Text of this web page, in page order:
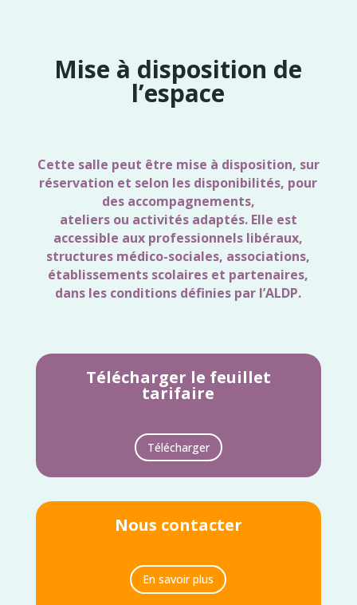
Mise à disposition de
l’espace
Cette salle peut être mise à disposition, sur
réservation et selon les disponibilités, pour
des accompagnements,
ateliers ou activités adaptés. Elle est
accessible aux professionnels libéraux,
structures médico-sociales, associations,
établissements scolaires et partenaires,
dans les conditions définies par l’ALDP.
Télécharger le feuillet
tarifaire
Télécharger
Nous contacter
En savoir plus